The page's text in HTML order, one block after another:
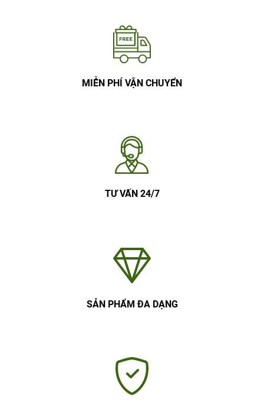
MIỄN PHÍ VẬN CHUYỂN
TƯ VẤN 24/7
SẢN PHẨM ĐA DẠNG